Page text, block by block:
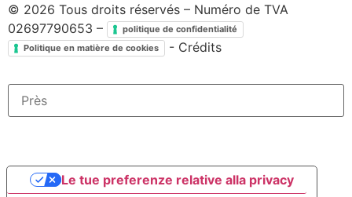
© 2026 Tous droits réservés – Numéro de TVA
02697790653 –
politique de confidentialité
Politique en matière de cookies
- Crédits
Le tue preferenze relative alla privacy